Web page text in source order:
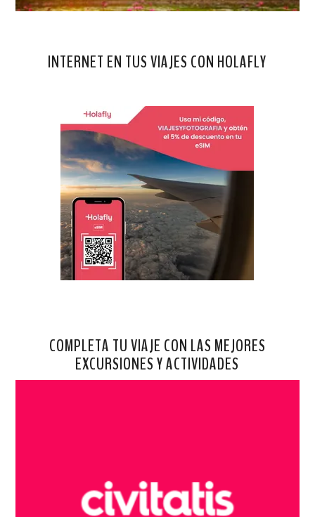
INTERNET EN TUS VIAJES CON HOLAFLY
COMPLETA TU VIAJE CON LAS MEJORES
EXCURSIONES Y ACTIVIDADES